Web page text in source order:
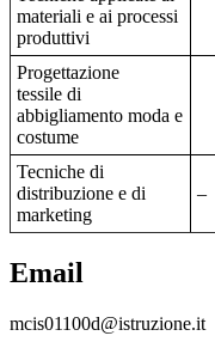
materiali e ai processi
produttivi
Progettazione
tessile di
abbigliamento moda e
costume
Tecniche di
distribuzione e di
marketing
–
Email
mcis01100d@istruzione.it